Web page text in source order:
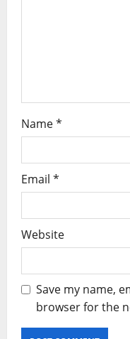
Name*
Email *
Website
Save my name,
browser for the